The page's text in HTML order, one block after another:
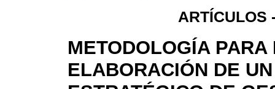
ARTÍCULOS
METODOLOGÍA PARA
ELABORACIÓN DE